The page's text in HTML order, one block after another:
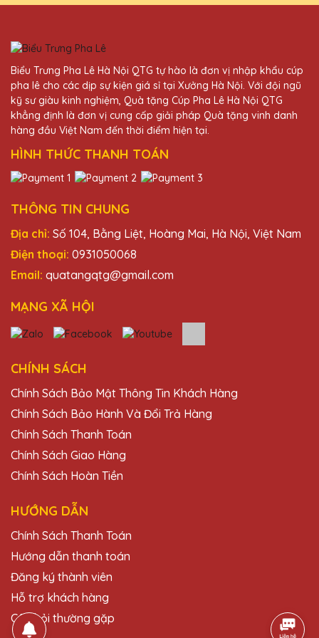
QTG rất tận tâm và chuyên nghiệp. Tôi rất
hài lòng với sản phẩm.
25/11/2025
sự rất đẹp và chất lượng, xứng đáng với
Ngô Văn Minh
25/11/2025
Dịch vụ khách hàng của Quà Tặng Pha Lê
QTG rất tận tâm và chuyên nghiệp. Tôi rất
Biểu Trưng Pha Lê Hà Nội QTG tự hào là đơn vị nhập khẩu cúp
pha lê cho các dịp sự kiện giá sỉ tại Xưởng Hà Nội. Với đội ngũ
kỹ sư giàu kinh nghiệm, Quà tặng Cúp Pha Lê Hà Nội QTG
khẳng định là đơn vị cung cấp giải pháp Quà tặng vinh danh
hàng đầu Việt Nam đến thời điểm hiện tại.
HÌNH THỨC THANH TOÁN
THÔNG TIN CHUNG
Địa chỉ: Số 104, Bằng Liệt, Hoàng Mai, Hà Nội, Việt Nam
Điện thoại: 0931050068
Email: quatangqtg@gmail.com
MẠNG XÃ HỘI
CHÍNH SÁCH
Chính Sách Bảo Mật Thông Tin Khách Hàng
Chính Sách Bảo Hành Và Đổi Trả Hàng
Chính Sách Thanh Toán
Chính Sách Giao Hàng
Chính Sách Hoàn Tiền
HƯỚNG DẪN
Chính Sách Thanh Toán
Hướng dẫn thanh toán
Đăng ký thành viên
Hỗ trợ khách hàng
Câu hỏi thường gặp